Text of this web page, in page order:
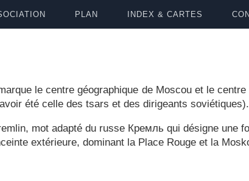
PLAN INDEX & CARTES
le centre géographique de Moscou et le
été celle des tsars et des dirigeants soviétiques).
mot adapté du russe Кремль qui désigne une
extérieure, dominant la Place Rouge et la